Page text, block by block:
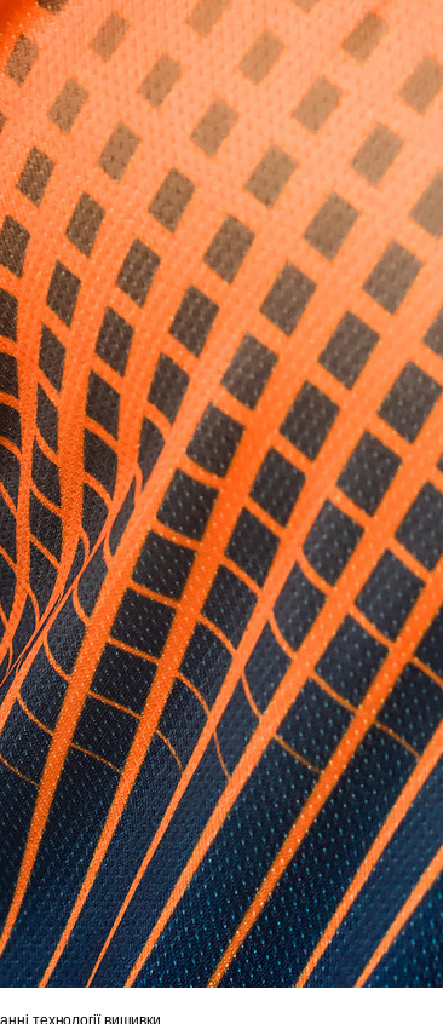
технології вишивки